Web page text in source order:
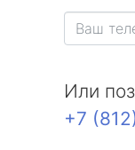
Или
+7